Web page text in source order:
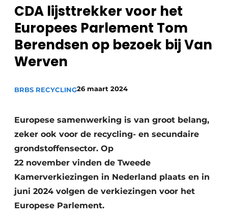
recyclingstroom in België
Vacature aanmelden
Vacatures
Video’s
Safety First
Kranen
Persen
Stofbeheersing
Shredders
CDA lijsttrekker voor het
Europees Parlement Tom
Berendsen op bezoek bij Van
Werven
BRBS RECYCLING26 maart 2024
Europese samenwerking is van groot belang,
zeker ook voor de recycling- en secundaire
grondstoffensector. Op
22 november vinden de Tweede
Kamerverkiezingen in Nederland plaats en in
juni 2024 volgen de verkiezingen voor het
Europese Parlement.